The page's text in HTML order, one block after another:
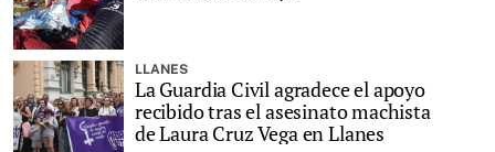
LLANES
La Guardia Civil agradece el apoyo
recibido tras el asesinato machista
de Laura Cruz Vega en Llanes